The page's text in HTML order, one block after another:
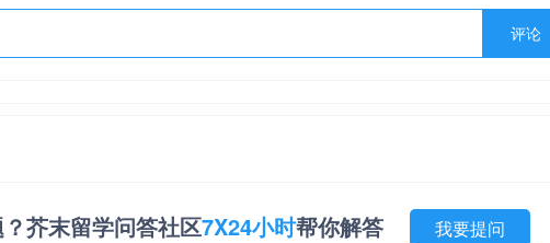
评论
芥末留学问答社区7X24小时帮你解答 我要提问